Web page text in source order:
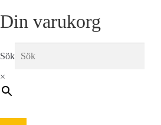
Din varukorg
Sök
×